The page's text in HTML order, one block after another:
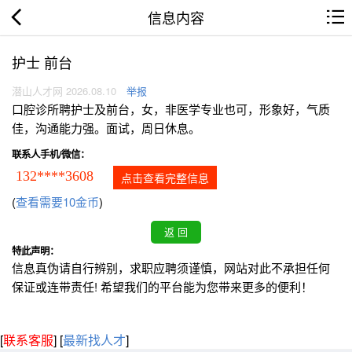
信息内容
护士 前台
潜山人才网 2026.08.10 举报
口腔诊所聘护士及前台，女，非医学专业也可，形象好，气质
佳，沟通能力强。面试，周日休息。
联系人手机/微信：
132****3608 点击查看完整信息
(查看需要10金币)
特此声明：
信息真伪请自行辨别，求职应聘须谨慎，网站对此不承担任何
保证或连带责任! 希望我们的平台能为您带来更多的便利！
[联系客服] [最新找人才]